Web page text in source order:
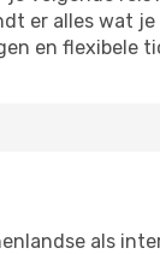
er alles wat
en flexibele
als